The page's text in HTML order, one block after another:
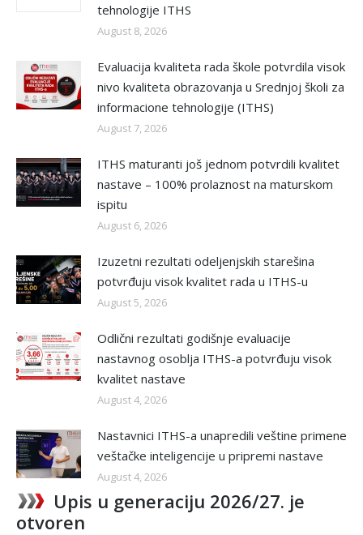
tehnologije ITHS
August 8, 2026
Evaluacija kvaliteta rada škole potvrdila visok
nivo kvaliteta obrazovanja u Srednjoj školi za
informacione tehnologije (ITHS)
August 7, 2026
ITHS maturanti još jednom potvrdili kvalitet
nastave – 100% prolaznost na maturskom
ispitu
August 6, 2026
Izuzetni rezultati odeljenjskih starešina
potvrđuju visok kvalitet rada u ITHS-u
August 5, 2026
Odlični rezultati godišnje evaluacije
nastavnog osoblja ITHS-a potvrđuju visok
kvalitet nastave
August 4, 2026
Nastavnici ITHS-a unapredili veštine primene
veštačke inteligencije u pripremi nastave
August 4, 2026
Upis u generaciju 2026/27. je
otvoren